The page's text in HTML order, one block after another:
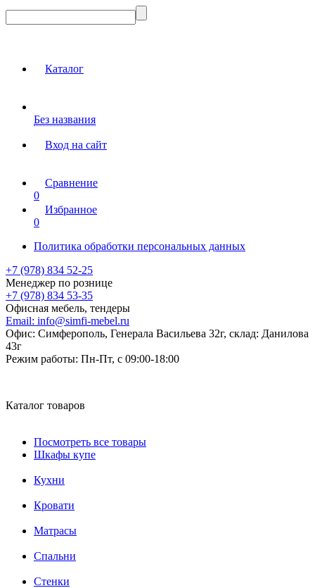
Каталог
Без названия
Вход на сайт
Сравнение
0
Избранное
0
Политика обработки персональных данных
+7 (978) 834 52-25
Менеджер по рознице
+7 (978) 834 53-35
Офисная мебель, тендеры
Email: info@simfi-mebel.ru
Офис: Симферополь, Генерала Васильева 32г, склад: Данилова
43г
Режим работы: Пн-Пт, с 09:00-18:00
Каталог товаров
Посмотреть все товары
Шкафы купе
Кухни
Кровати
Матрасы
Cпальни
Стенки